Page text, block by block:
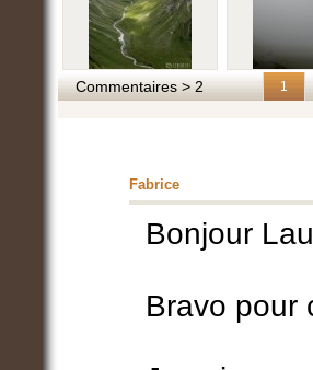
Commentaires > 2 1
Fabrice
Bonjour
Bravo pour